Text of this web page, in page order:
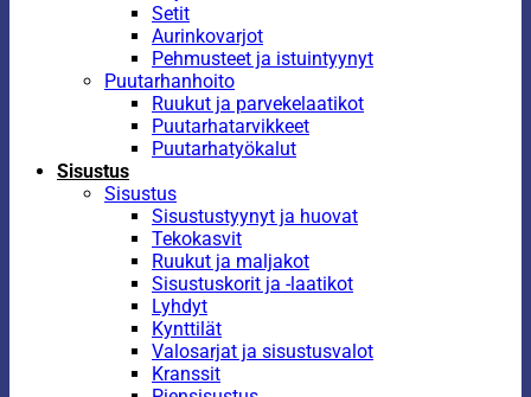
Setit
Aurinkovarjot
Pehmusteet ja istuintyynyt
Puutarhanhoito
Ruukut ja parvekelaatikot
Puutarhatarvikkeet
Puutarhatyökalut
Sisustus
Sisustus
Sisustustyynyt ja huovat
Tekokasvit
Ruukut ja maljakot
Sisustuskorit ja -laatikot
Lyhdyt
Kynttilät
Valosarjat ja sisustusvalot
Kranssit